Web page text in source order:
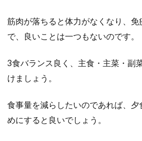
筋肉が落ちると体力がなくなり、
で、良いことは一つもないのです。
3食バランス良く、主食・主菜・副
けましょう。
食事量を減らしたいのであれば、夕
めにすると良いでしょう。